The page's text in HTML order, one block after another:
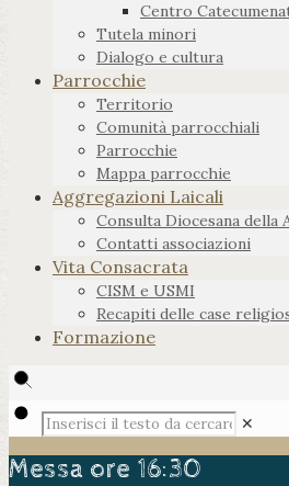
Centro
Tutela minori
Dialogo e cultura
Parrocchie
Territorio
Comunità parrocchiali
Parrocchie
Mappa parrocchie
Aggregazioni Laicali
Consulta Diocesana della
Contatti associazioni
Vita Consacrata
CISM e USMI
Recapiti delle case
Formazione
✕
Messa ore 16:30